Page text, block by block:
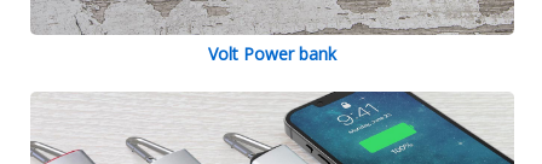
Volt Power bank